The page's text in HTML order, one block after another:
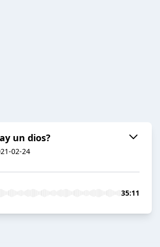
un dios?
02-24
35:11